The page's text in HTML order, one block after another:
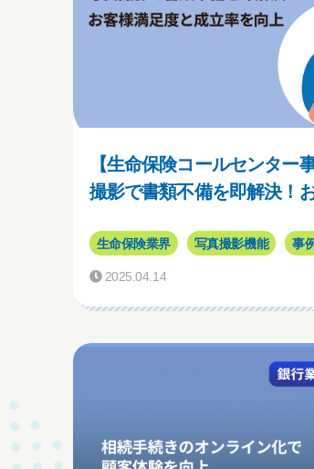
【生命保険コールセンター
撮影で書類不備を即解決！
生命保険業界 写真撮影機能 事
2025.04.14